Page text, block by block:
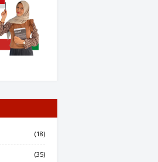
(18)
(35)